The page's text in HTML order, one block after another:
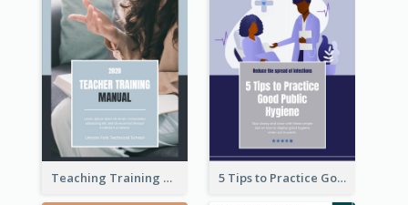
Teaching Training Manual 5 Tips to Practice Good Public Hygiene